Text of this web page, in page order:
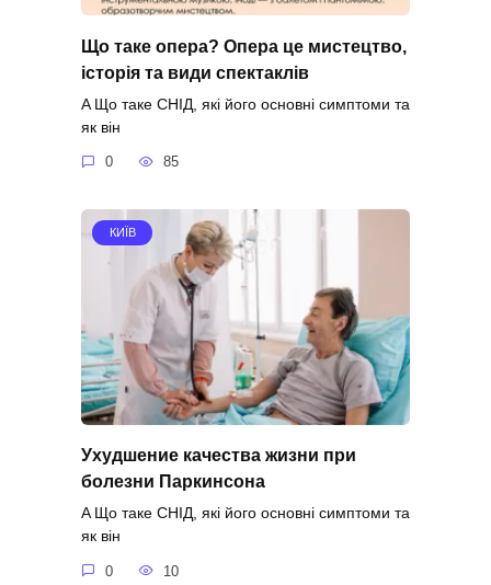
Що таке опера? Опера це мистецтво,
історія та види спектаклів
A Що таке СНІД, які його основні симптоми та
як він
0 85
КИЇВ
Ухудшение качества жизни при
болезни Паркинсона
A Що таке СНІД, які його основні симптоми та
як він
0 10